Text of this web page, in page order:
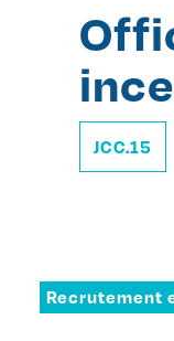
JCC.15
Recrutement